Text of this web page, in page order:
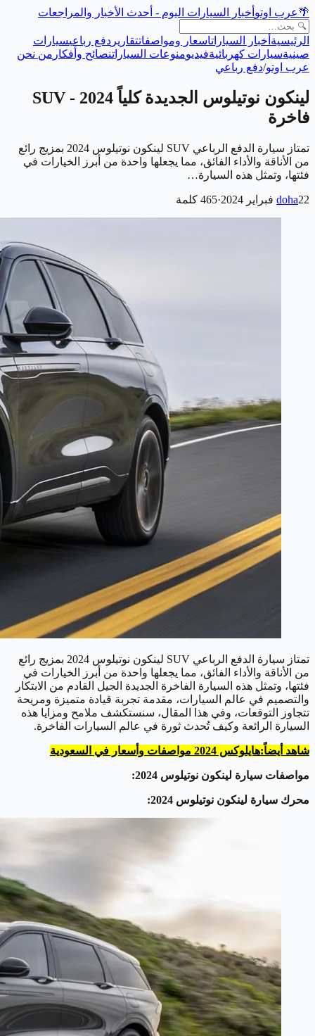
🌴عرب اوتو أخبار السيارات اليوم - أحدث الأخبار والمراجعات
الرئيسية أخبار السياراتاسعار ومواصفاتتقارير دفع رباعيسيارات
صينيةسيارات كهربائيةفيديومنوعات السياراتنصائح وأفكار من نحن
عرب اوتو/دفع رباعي
لينكون نوتيلوس الجديدة كلياً 2024 - SUV
فاخرة
تمتاز سيارة الدفع الرباعي SUV لينكون نوتيلوس 2024 بمزيج رائع
من الأناقة والأداء الفائق، مما يجعلها واحدة من أبرز الخيارات في
فئتها، وتمثل هذه السيارة…
doha22 فبراير 2024 ·
465 كلمة
تمتاز سيارة الدفع الرباعي SUV لينكون نوتيلوس 2024 بمزيج رائع
من الأناقة والأداء الفائق، مما يجعلها واحدة من أبرز الخيارات في
فئتها، وتمثل هذه السيارة الفاخرة الجديدة الجيل القادم من الابتكار
والتصميم في عالم السيارات، مقدمة تجربة قيادة متميزة ومريحة
تتجاوز التوقعات، وفي هذا المقال، سنستكشف ملامح ومزايا هذه
السيارة الرائعة وكيف تُحدث ثورة في عالم السيارات الفاخرة.
شاهد أيضاً:هايلوكس 2024 مواصفات وأسعار في السعودية
مواصفات سيارة لينكون نوتيلوس 2024:
محرك سيارة لينكون نوتيلوس 2024: